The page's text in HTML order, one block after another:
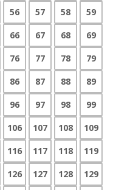
56 57 58
59
66 67 68
69
76 77 78
79
86 87 88
89
96 97 98
99
106 107 108
109
116 117 118
119
126 127 128
129